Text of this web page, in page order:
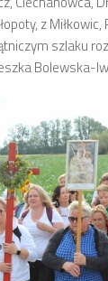
z
szlaku
Bolewska-